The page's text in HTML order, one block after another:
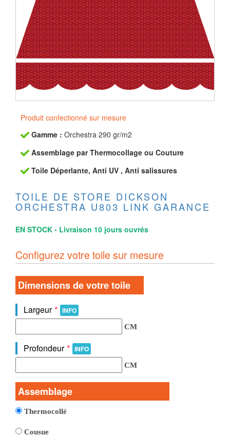
Produit confectionné sur mesure
Gamme : Orchestra 290 gr/m2
Assemblage par Thermocollage ou Couture
Toile Déperlante, Anti UV , Anti salissures
TOILE DE STORE DICKSON
ORCHESTRA U803 LINK GARANCE
EN STOCK - Livraison 10 jours ouvrés
Configurez votre toile sur mesure
Dimensions de votre toile
Largeur * INFO
CM
Profondeur * INFO
CM
Assemblage
Thermocollé
Cousue